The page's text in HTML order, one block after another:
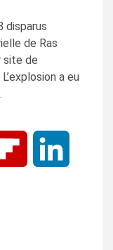
disparus
de Ras
site de
a eu
Flipboard